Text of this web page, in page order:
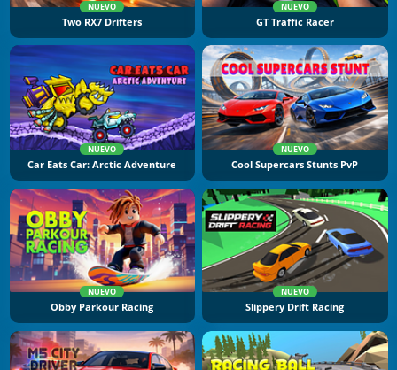
NUEVO
Two RX7 Drifters
NUEVO
GT Traffic Racer
NUEVO
Car Eats Car: Arctic Adventure
NUEVO
Cool Supercars Stunts PvP
NUEVO
Obby Parkour Racing
NUEVO
Slippery Drift Racing